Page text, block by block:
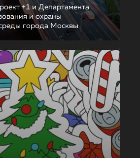
+1 и Департамента
и охраны
города Москвы